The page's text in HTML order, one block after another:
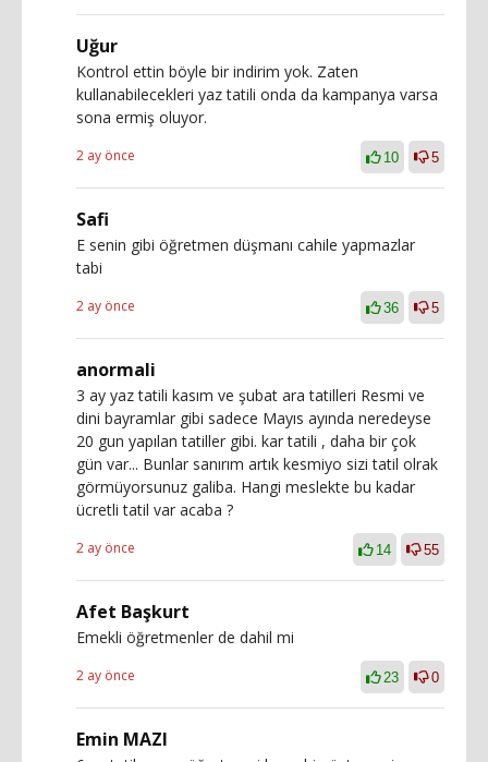
Uğur
Kontrol ettin böyle bir indirim yok. Zaten
kullanabilecekleri yaz tatili onda da kampanya varsa
sona ermiş oluyor.
2 ay önce 10 5
Safi
E senin gibi öğretmen düşmanı cahile yapmazlar
tabi
2 ay önce 36 5
anormali
3 ay yaz tatili kasım ve şubat ara tatilleri Resmi ve
dini bayramlar gibi sadece Mayıs ayında neredeyse
20 gun yapılan tatiller gibi. kar tatili , daha bir çok
gün var... Bunlar sanırım artık kesmiyo sizi tatil olrak
görmüyorsunuz galiba. Hangi meslekte bu kadar
ücretli tatil var acaba ?
2 ay önce 14 55
Afet Başkurt
Emekli öğretmenler de dahil mi
2 ay önce 23 0
Emin MAZI